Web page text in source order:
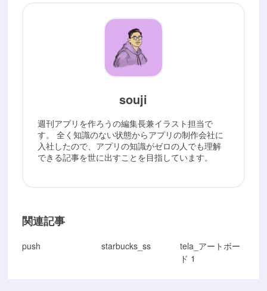
souji
週刊アプリを作ろうの編集長兼イラスト担当で
す。 全く知識のない状態からアプリの制作会社に
入社したので、アプリの知識がゼロの人でも理解
できる記事を世に出すことを目指しています。
関連記事
push starbucks_ss
tela_アートボー
ド 1